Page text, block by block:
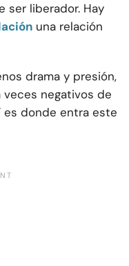
ser liberador. Hay
una relación
drama y presión,
negativos de
es donde entra este